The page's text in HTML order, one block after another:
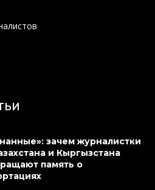
зачем журналистки
и Кыргызстана
память о